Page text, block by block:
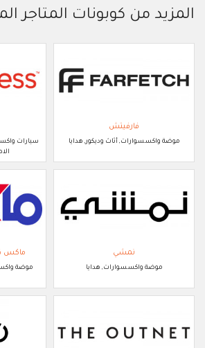
المزيد من كوبونات المتاجر
فارفيتش
موضة واكسسوارات, أثاث وديكور, هدايا
سيارات
نمشي
موضة واكسسوارات, هدايا
ماكس
موضة